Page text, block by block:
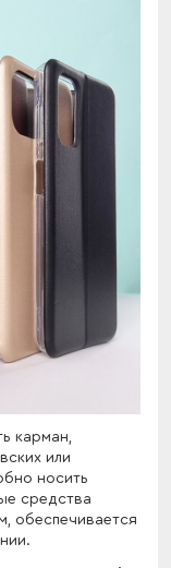
карман,
или
носить
средства
обеспечивается